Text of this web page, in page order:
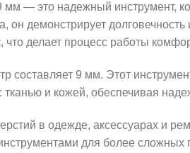
— это надежный инструмент,
он демонстрирует
что делает процесс работы
9 мм. Этот
и кожей, обеспечивая
в одежде, аксессуарах и
для более